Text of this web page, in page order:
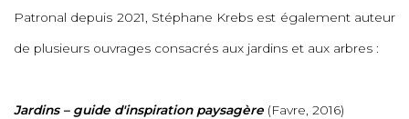
Patronal depuis 2021, Stéphane Krebs est également auteur
de plusieurs ouvrages consacrés aux jardins et aux arbres :
Jardins – guide d'inspiration paysagère (Favre, 2016)